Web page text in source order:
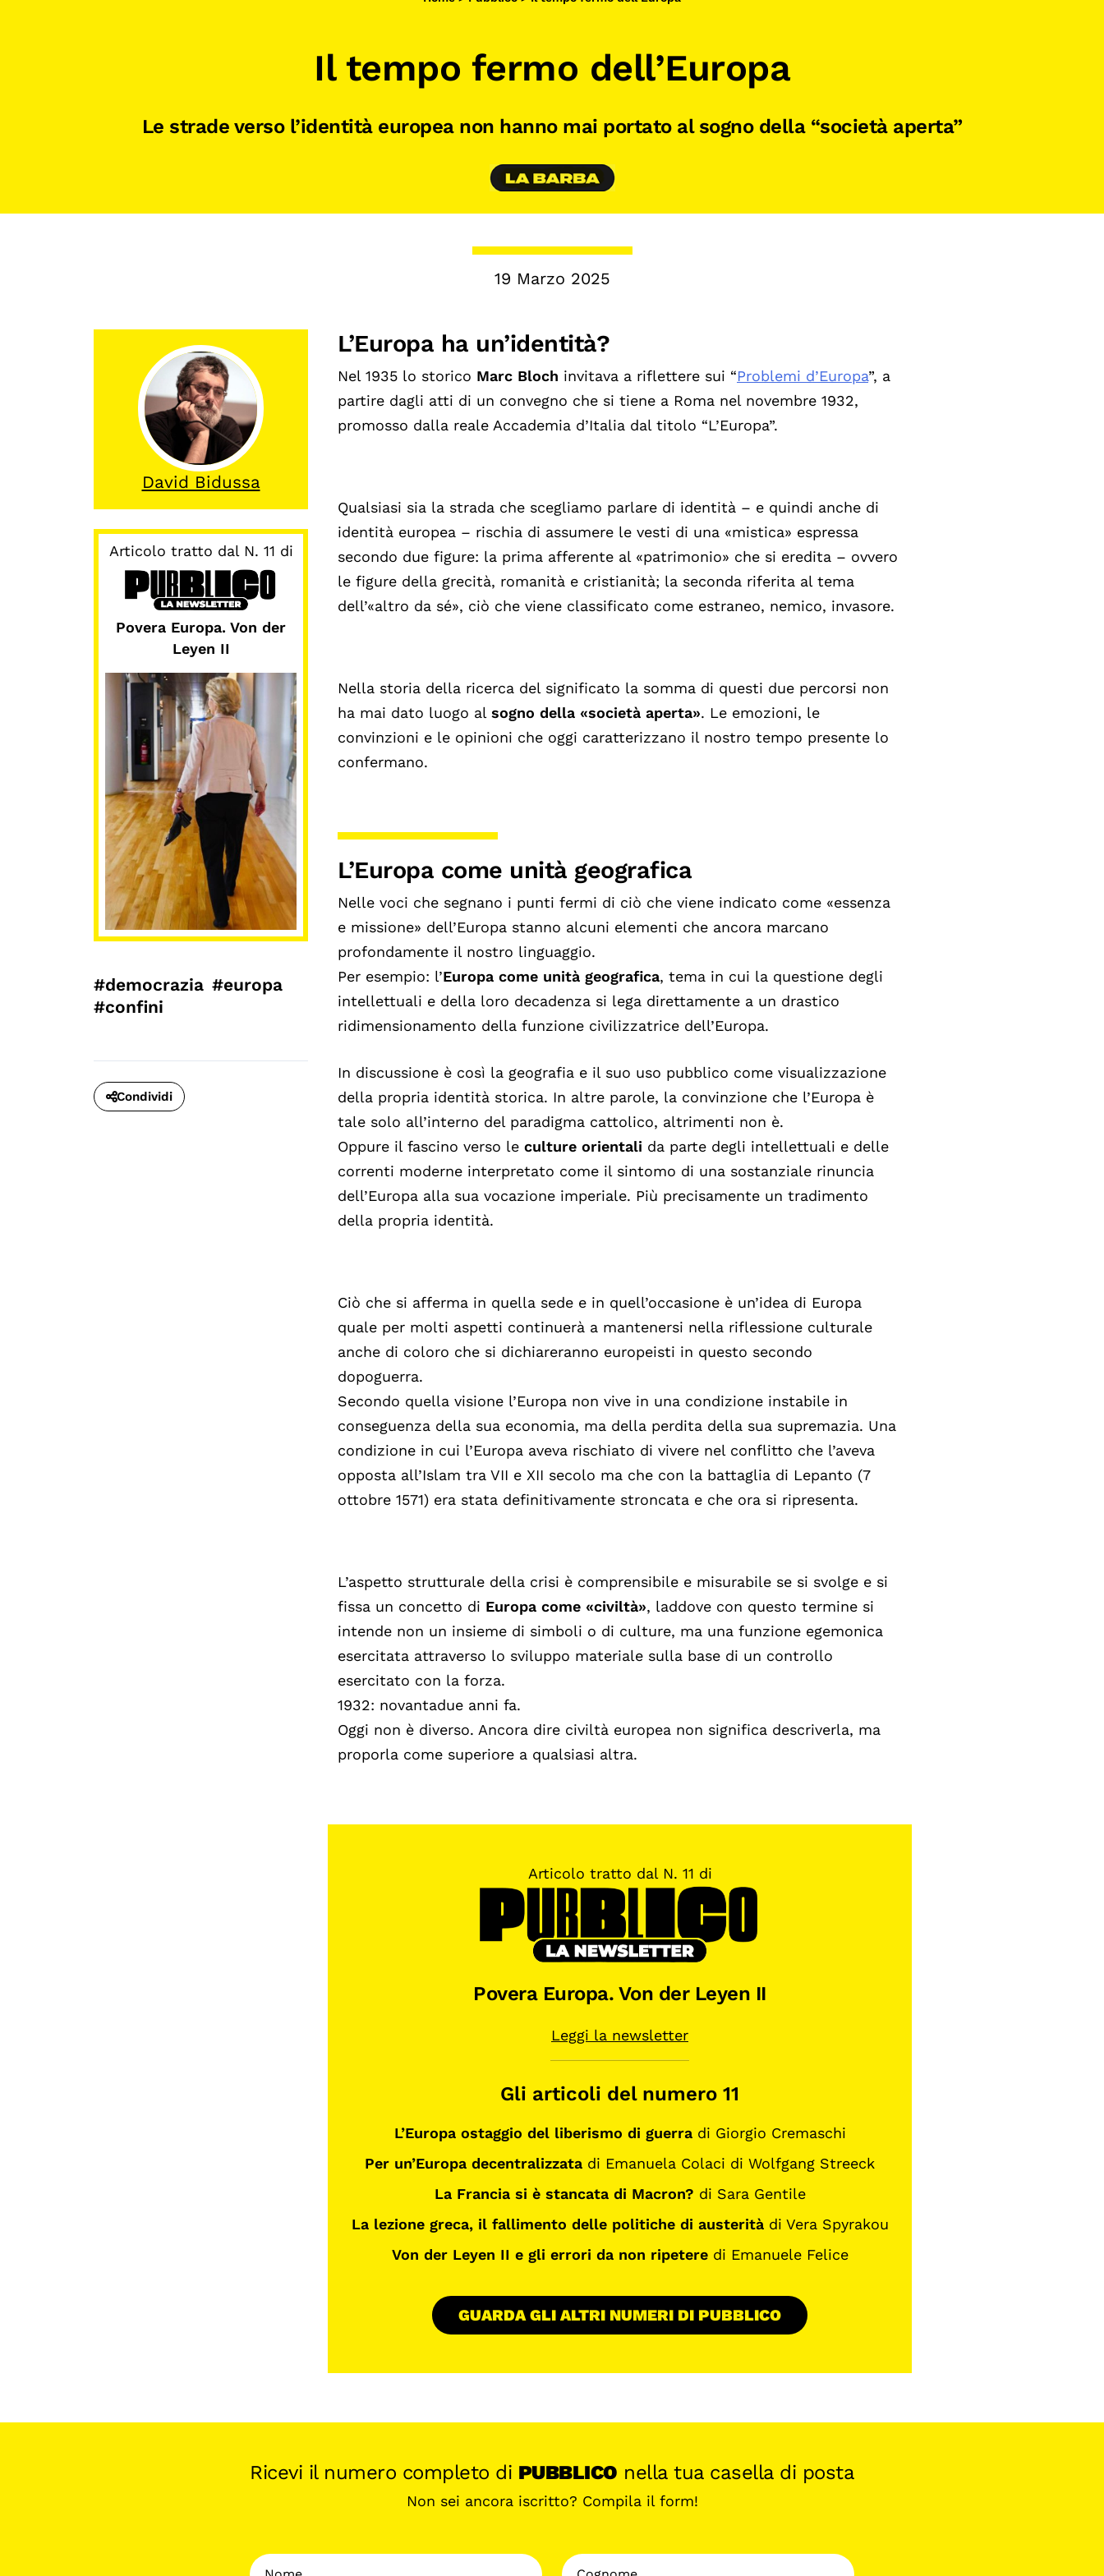
Il tempo fermo dell’Europa
Le strade verso l’identità europea non hanno mai portato al sogno della “società aperta”
19 Marzo 2025
David Bidussa
Articolo tratto dal N. 11 di
Povera Europa. Von der
Leyen II
#democrazia #europa
#confini
Condividi
L’Europa ha un’identità?
Nel 1935 lo storico Marc Bloch invitava a riflettere sui “Problemi d’Europa”, a
partire dagli atti di un convegno che si tiene a Roma nel novembre 1932,
promosso dalla reale Accademia d’Italia dal titolo “L’Europa”.
Qualsiasi sia la strada che scegliamo parlare di identità – e quindi anche di
identità europea – rischia di assumere le vesti di una «mistica» espressa
secondo due figure: la prima afferente al «patrimonio» che si eredita – ovvero
le figure della grecità, romanità e cristianità; la seconda riferita al tema
dell’«altro da sé», ciò che viene classificato come estraneo, nemico, invasore.
Nella storia della ricerca del significato la somma di questi due percorsi non
ha mai dato luogo al sogno della «società aperta». Le emozioni, le
convinzioni e le opinioni che oggi caratterizzano il nostro tempo presente lo
confermano.
L’Europa come unità geografica
Nelle voci che segnano i punti fermi di ciò che viene indicato come «essenza
e missione» dell’Europa stanno alcuni elementi che ancora marcano
profondamente il nostro linguaggio.
Per esempio: l’Europa come unità geografica, tema in cui la questione degli
intellettuali e della loro decadenza si lega direttamente a un drastico
ridimensionamento della funzione civilizzatrice dell’Europa.
In discussione è così la geografia e il suo uso pubblico come visualizzazione
della propria identità storica. In altre parole, la convinzione che l’Europa è
tale solo all’interno del paradigma cattolico, altrimenti non è.
Oppure il fascino verso le culture orientali da parte degli intellettuali e delle
correnti moderne interpretato come il sintomo di una sostanziale rinuncia
dell’Europa alla sua vocazione imperiale. Più precisamente un tradimento
della propria identità.
Ciò che si afferma in quella sede e in quell’occasione è un’idea di Europa
quale per molti aspetti continuerà a mantenersi nella riflessione culturale
anche di coloro che si dichiareranno europeisti in questo secondo
dopoguerra.
Secondo quella visione l’Europa non vive in una condizione instabile in
conseguenza della sua economia, ma della perdita della sua supremazia. Una
condizione in cui l’Europa aveva rischiato di vivere nel conflitto che l’aveva
opposta all’Islam tra VII e XII secolo ma che con la battaglia di Lepanto (7
ottobre 1571) era stata definitivamente stroncata e che ora si ripresenta.
L’aspetto strutturale della crisi è comprensibile e misurabile se si svolge e si
fissa un concetto di Europa come «civiltà», laddove con questo termine si
intende non un insieme di simboli o di culture, ma una funzione egemonica
esercitata attraverso lo sviluppo materiale sulla base di un controllo
esercitato con la forza.
1932: novantadue anni fa.
Oggi non è diverso. Ancora dire civiltà europea non significa descriverla, ma
proporla come superiore a qualsiasi altra.
Articolo tratto dal N. 11 di
Povera Europa. Von der Leyen II
Leggi la newsletter
Gli articoli del numero 11
L’Europa ostaggio del liberismo di guerra di Giorgio Cremaschi
Per un’Europa decentralizzata di Emanuela Colaci di Wolfgang Streeck
La Francia si è stancata di Macron? di Sara Gentile
La lezione greca, il fallimento delle politiche di austerità di Vera Spyrakou
Von der Leyen II e gli errori da non ripetere di Emanuele Felice
GUARDA GLI ALTRI NUMERI DI PUBBLICO
Ricevi il numero completo di PUBBLICO nella tua casella di posta
Non sei ancora iscritto? Compila il form!